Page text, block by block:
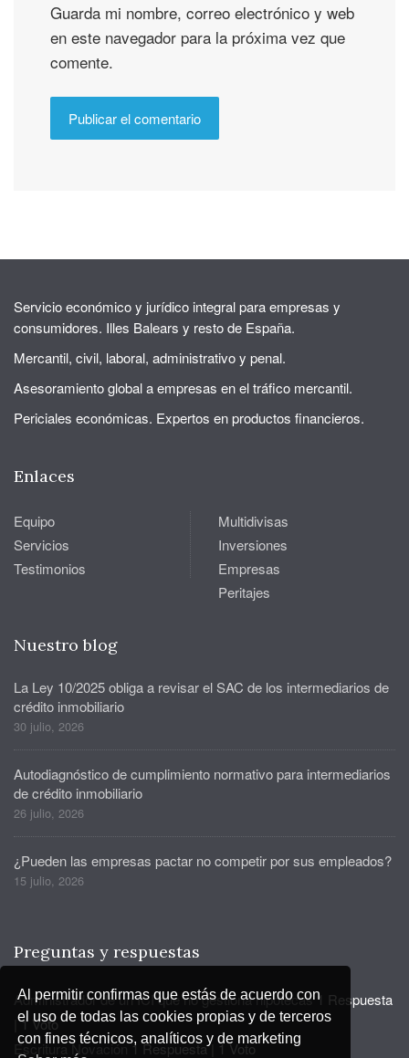
Al permitir confirmas que estás de acuerdo con
el uso de todas las cookies propias y de terceros
con fines técnicos, analíticos y de marketing
Guarda mi nombre, correo electrónico y web
en este navegador para la próxima vez que
comente.
Servicio económico y jurídico integral para empresas y
consumidores. Illes Balears y resto de España.
Mercantil, civil, laboral, administrativo y penal.
Asesoramiento global a empresas en el tráfico mercantil.
Periciales económicas. Expertos en productos financieros.
Enlaces
Equipo
Servicios
Testimonios
Multidivisas
Inversiones
Empresas
Peritajes
Nuestro blog
La Ley 10/2025 obliga a revisar el SAC de los intermediarios de
crédito inmobiliario
30 julio, 2026
Autodiagnóstico de cumplimiento normativo para intermediarios
de crédito inmobiliario
26 julio, 2026
¿Pueden las empresas pactar no competir por sus empleados?
15 julio, 2026
Preguntas y respuestas
Administrador de un ICI que no gestiona hipotecas 1 Respuesta
|1 Voto
Escritura Novación1 Respuesta|1 Voto